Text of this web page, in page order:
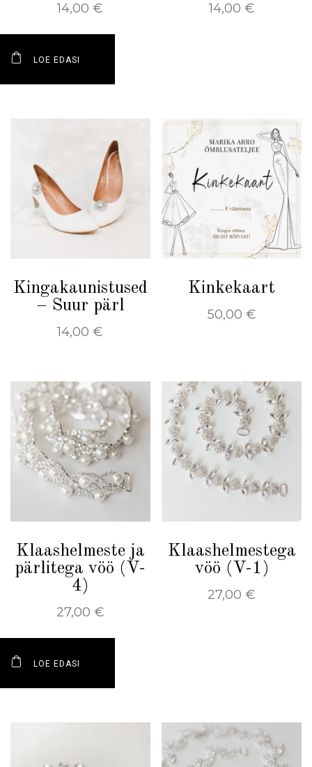
14,00 €
LOE EDASI
14,00 €
Kingakaunistused
– Suur pärl
14,00 €
Kinkekaart
50,00 €
Klaashelmeste ja
pärlitega vöö (V-
4)
27,00 €
LOE EDASI
Klaashelmestega
vöö (V-1)
27,00 €